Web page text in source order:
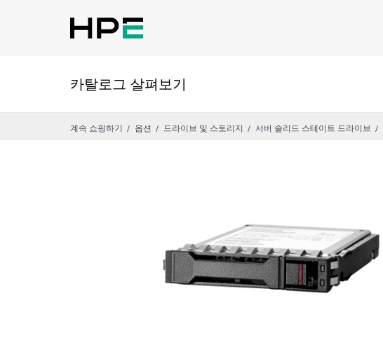
카탈로그 살펴보기
계속 쇼핑하기 옵션 드라이브 및 스토리지 서버 솔리드 스테이트 드라이브